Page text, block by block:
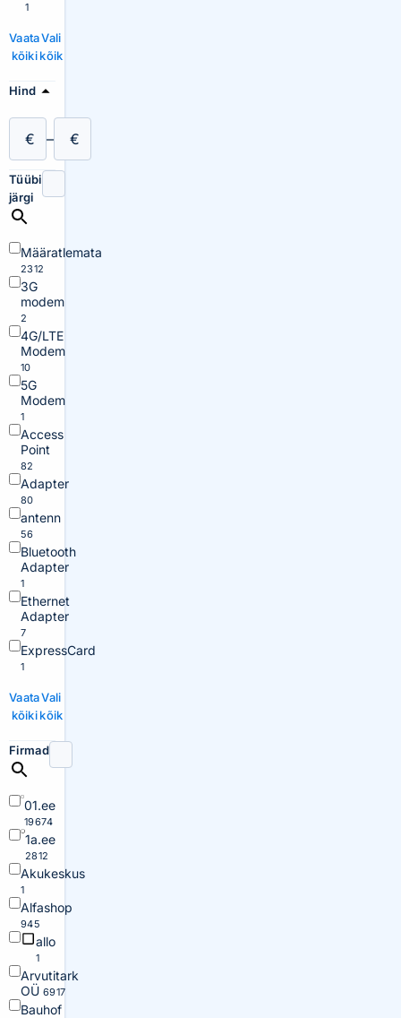
1
Vaata
kõiki
Vali
kõik
Hind
€ – €
Tüübi
järgi
Määratlemata
2312
3G
modem
2
4G/LTE
Modem
10
5G
Modem
1
Access
Point
82
Adapter
80
antenn
56
Bluetooth
Adapter
1
Ethernet
Adapter
7
ExpressCard
1
Vaata
kõiki
Vali
kõik
Firmad
01.ee
19674
1a.ee
2812
Akukeskus
1
Alfashop
945
allo
1
Arvutitark
OÜ 6917
Bauhof